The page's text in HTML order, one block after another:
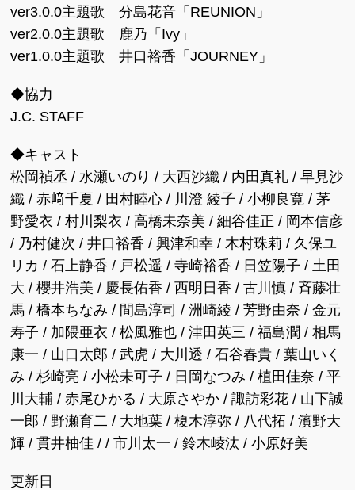
ver3.0.0主題歌 分島花音「REUNION」
ver2.0.0主題歌 鹿乃「Ivy」
ver1.0.0主題歌 井口裕香「JOURNEY」
◆協力
J.C. STAFF
◆キャスト
松岡禎丞 / 水瀬いのり / 大西沙織 / 内田真礼 / 早見沙
織 / 赤﨑千夏 / 田村睦心 / 川澄 綾子 / 小柳良寛 / 茅
野愛衣 / 村川梨衣 / 高橋未奈美 / 細谷佳正 / 岡本信彦
/ 乃村健次 / 井口裕香 / 興津和幸 / 木村珠莉 / 久保ユ
リカ / 石上静香 / 戸松遥 / 寺崎裕香 / 日笠陽子 / 土田
大 / 櫻井浩美 / 慶長佑香 / 西明日香 / 古川慎 / 斉藤壮
馬 / 橋本ちなみ / 間島淳司 / 洲崎綾 / 芳野由奈 / 金元
寿子 / 加隈亜衣 / 松風雅也 / 津田英三 / 福島潤 / 相馬
康一 / 山口太郎 / 武虎 / 大川透 / 石谷春貴 / 葉山いく
み / 杉崎亮 / 小松未可子 / 日岡なつみ / 植田佳奈 / 平
川大輔 / 赤尾ひかる / 大原さやか / 諏訪彩花 / 山下誠
一郎 / 野瀬育二 / 大地葉 / 榎木淳弥 / 八代拓 / 濱野大
輝 / 貫井柚佳 / / 市川太一 / 鈴木崚汰 / 小原好美
更新日